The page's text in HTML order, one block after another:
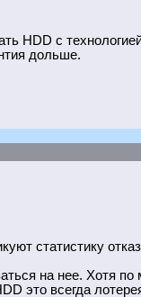
HDD с
дольше.
статистику
на нее. Хотя
это всегда